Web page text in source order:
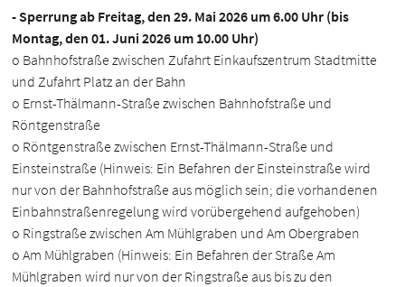
- Sperrung ab Freitag, den 29. Mai 2026 um 6.00 Uhr (bis
Montag, den 01. Juni 2026 um 10.00 Uhr)
o Bahnhofstraße zwischen Zufahrt Einkaufszentrum Stadtmitte
und Zufahrt Platz an der Bahn
o Ernst-Thälmann-Straße zwischen Bahnhofstraße und
Röntgenstraße
o Röntgenstraße zwischen Ernst-Thälmann-Straße und
Einsteinstraße (Hinweis: Ein Befahren der Einsteinstraße wird
nur von der Bahnhofstraße aus möglich sein; die vorhandenen
Einbahnstraßenregelung wird vorübergehend aufgehoben)
o Ringstraße zwischen Am Mühlgraben und Am Obergraben
o Am Mühlgraben (Hinweis: Ein Befahren der Straße Am
Mühlgraben wird nur von der Ringstraße aus bis zu den